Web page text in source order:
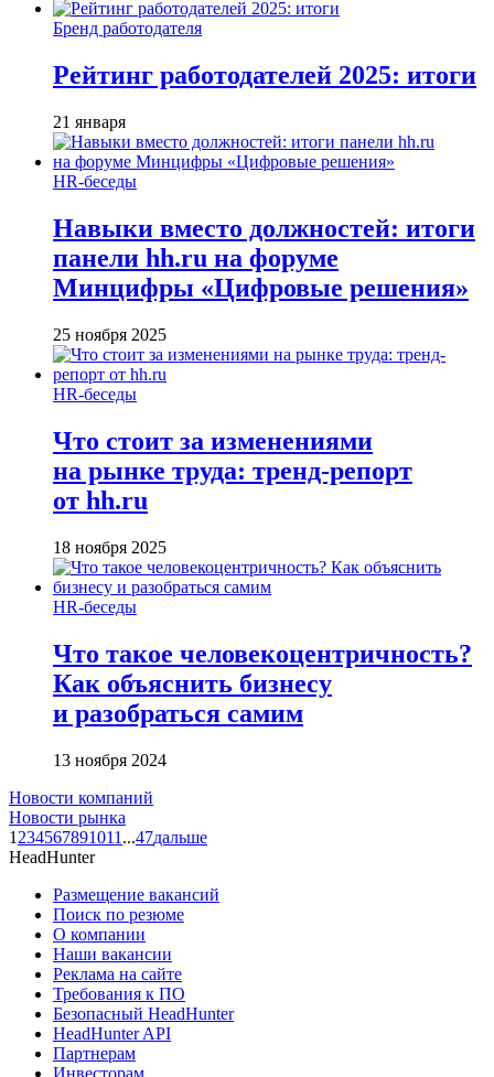
Бренд работодателя
Рейтинг работодателей 2025: итоги
21 января
HR-беседы
Навыки вместо должностей: итоги
панели hh.ru на форуме
Минцифры «Цифровые решения»
25 ноября 2025
HR-беседы
Что стоит за изменениями
на рынке труда: тренд-репорт
от hh.ru
18 ноября 2025
HR-беседы
Что такое человеко­центричность?
Как объяснить бизнесу
и разобраться самим
13 ноября 2024
Новости компаний
Новости рынка
1 234567891011 ...47дальше
HeadHunter
Размещение вакансий
Поиск по резюме
О компании
Наши вакансии
Реклама на сайте
Требования к ПО
Безопасный HeadHunter
HeadHunter API
Партнерам
Инвесторам